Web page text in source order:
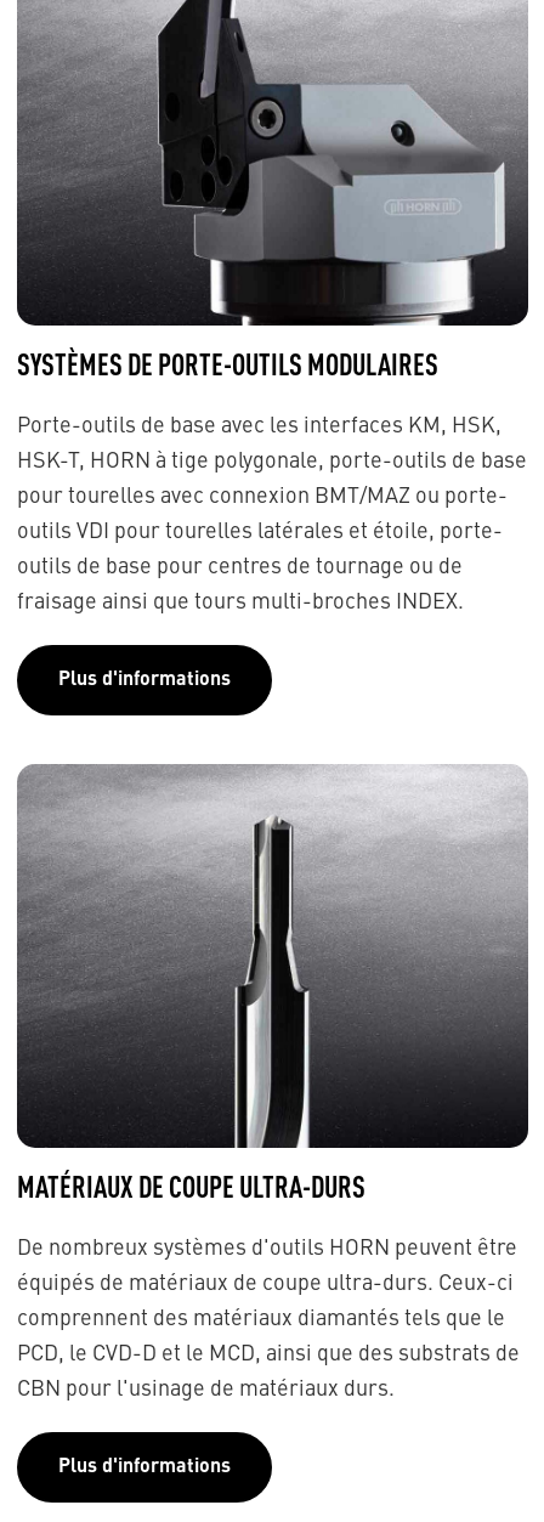
SYSTÈMES DE PORTE-OUTILS MODULAIRES
Porte-outils de base avec les interfaces KM, HSK,
HSK-T, HORN à tige polygonale, porte-outils de base
pour tourelles avec connexion BMT/MAZ ou porte-
outils VDI pour tourelles latérales et étoile, porte-
outils de base pour centres de tournage ou de
fraisage ainsi que tours multi-broches INDEX.
Plus d'informations
MATÉRIAUX DE COUPE ULTRA-DURS
De nombreux systèmes d'outils HORN peuvent être
équipés de matériaux de coupe ultra-durs. Ceux-ci
comprennent des matériaux diamantés tels que le
PCD, le CVD-D et le MCD, ainsi que des substrats de
CBN pour l'usinage de matériaux durs.
Plus d'informations